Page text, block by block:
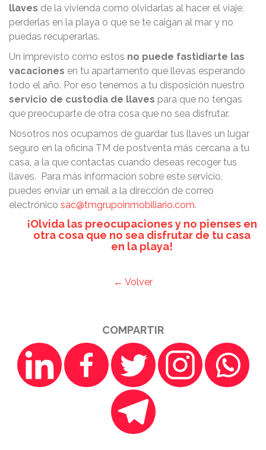
llaves de la vivienda como olvidarlas al hacer el viaje,
perderlas en la playa o que se te caigan al mar y no
puedas recuperarlas.
Un imprevisto como estos no puede fastidiarte las
vacaciones en tu apartamento que llevas esperando
todo el año. Por eso tenemos a tu disposición nuestro
servicio de custodia de llaves para que no tengas
que preocuparte de otra cosa que no sea disfrutar.
Nosotros nos ocupamos de guardar tus llaves un lugar
seguro en la oficina TM de postventa más cercana a tu
casa, a la que contactas cuando deseas recoger tus
llaves. Para más información sobre este servicio,
puedes enviar un email a la dirección de correo
electrónico sac@tmgrupoinmobiliario.com.
¡Olvida las preocupaciones y no pienses en
otra cosa que no sea disfrutar de tu casa
en la playa!
← Volver
COMPARTIR